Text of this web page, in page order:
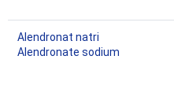
Alendronat natri
Alendronate sodium